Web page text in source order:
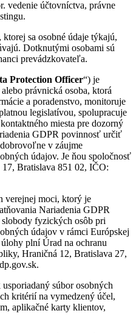
vedenie účtovníctva, právne
sa osobné údaje týkajú,
Dotknutými osobami sú
prevádzkovateľa.
Protection Officer“) je
právnická osoba, ktorá
a poradenstvo, monitoruje
legislatívou, spolupracuje
miesta pre dozorný
GDPR povinnosť určiť
v záujme
údajov. Je ňou spoločnosť
Bratislava 851 02, IČO:
verejnej moci, ktorý je
Nariadenia GDPR
fyzických osôb pri
údajov v rámci Európskej
plní Úrad na ochranu
Hraničná 12, Bratislava 27,
súbor osobných
kritérií na vymedzený účel,
aplikačné karty klientov,